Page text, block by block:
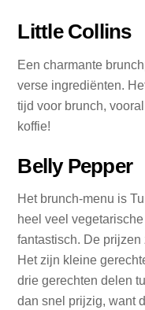
Little Collins
Een charmante
verse ingrediënten.
tijd voor brunch,
koffie!
Belly Pepper
Het brunch-menu is
heel veel
fantastisch. De
Het zijn kleine
drie gerechten delen
dan snel prijzig, want